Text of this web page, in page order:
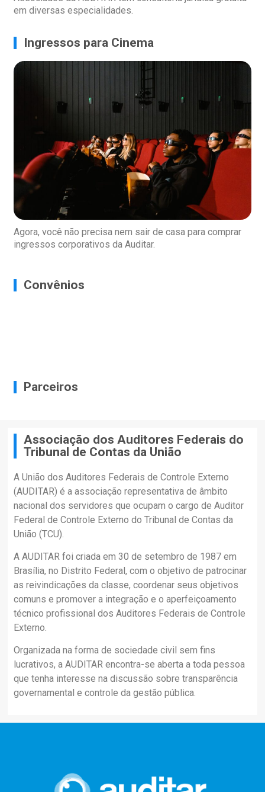
em diversas especialidades.
Ingressos para Cinema
Agora, você não precisa nem sair de casa para comprar
ingressos corporativos da Auditar.
Convênios
Parceiros
Associação dos Auditores Federais do
Tribunal de Contas da União
A União dos Auditores Federais de Controle Externo
(AUDITAR) é a associação representativa de âmbito
nacional dos servidores que ocupam o cargo de Auditor
Federal de Controle Externo do Tribunal de Contas da
União (TCU).
A AUDITAR foi criada em 30 de setembro de 1987 em
Brasília, no Distrito Federal, com o objetivo de patrocinar
as reivindicações da classe, coordenar seus objetivos
comuns e promover a integração e o aperfeiçoamento
técnico profissional dos Auditores Federais de Controle
Externo.
Organizada na forma de sociedade civil sem fins
lucrativos, a AUDITAR encontra-se aberta a toda pessoa
que tenha interesse na discussão sobre transparência
governamental e controle da gestão pública.